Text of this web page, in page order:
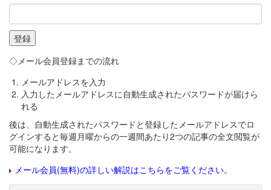
◇メール会員登録までの流れ
メールアドレスを入力
入力したメールアドレスに自動生成されたパスワードが届けら
れる
後は、自動生成されたパスワードと登録したメールアドレスでロ
グインすると毎週月曜からの一週間あたり2つの記事の全文閲覧が
可能になります。
メール会員(無料)の詳しい解説はこちらをご覧ください。